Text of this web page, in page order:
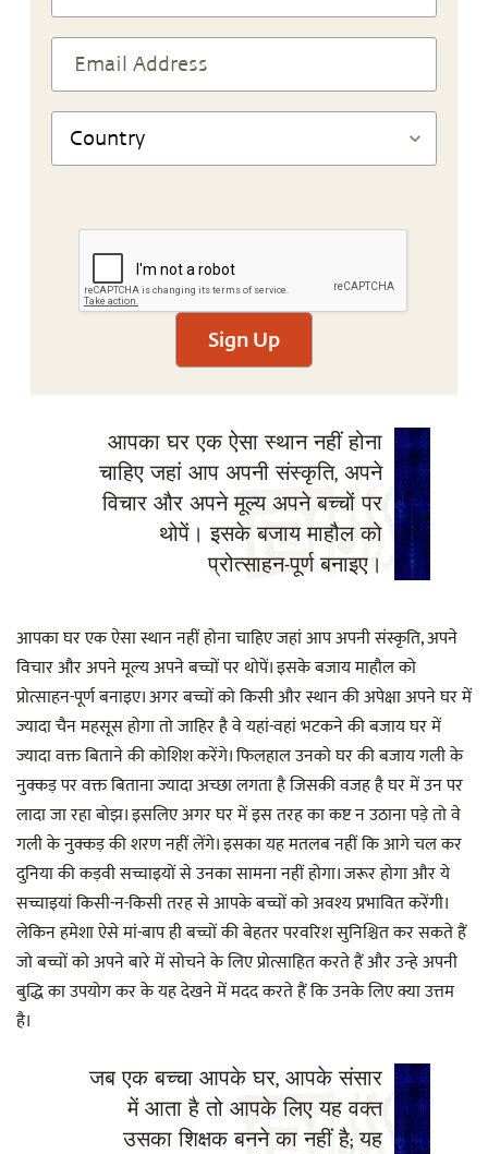
Sign Up
आपका घर एक ऐसा स्थान नहीं होना
चाहिए जहां आप अपनी संस्कृति, अपने
विचार और अपने मूल्य अपने बच्चों पर
थोपें। इसके बजाय माहौल को
प्रोत्साहन-पूर्ण बनाइए।
आपका घर एक ऐसा स्थान नहीं होना चाहिए जहां आप अपनी संस्कृति, अपने
विचार और अपने मूल्य अपने बच्चों पर थोपें। इसके बजाय माहौल को
प्रोत्साहन-पूर्ण बनाइए। अगर बच्चों को किसी और स्थान की अपेक्षा अपने घर में
ज्यादा चैन महसूस होगा तो जाहिर है वे यहां-वहां भटकने की बजाय घर में
ज्यादा वक्त बिताने की कोशिश करेंगे। फिलहाल उनको घर की बजाय गली के
नुक्कड़ पर वक्त बिताना ज्यादा अच्छा लगता है जिसकी वजह है घर में उन पर
लादा जा रहा बोझ। इसलिए अगर घर में इस तरह का कष्ट न उठाना पड़े तो वे
गली के नुक्कड़ की शरण नहीं लेंगे। इसका यह मतलब नहीं कि आगे चल कर
दुनिया की कड़वी सच्चाइयों से उनका सामना नहीं होगा। जरूर होगा और ये
सच्चाइयां किसी-न-किसी तरह से आपके बच्चों को अवश्य प्रभावित करेंगी।
लेकिन हमेशा ऐसे मां-बाप ही बच्चों की बेहतर परवरिश सुनिश्चित कर सकते हैं
जो बच्चों को अपने बारे में सोचने के लिए प्रोत्साहित करते हैं और उन्हे अपनी
बुद्धि का उपयोग कर के यह देखने में मदद करते हैं कि उनके लिए क्या उत्तम
है।
जब एक बच्चा आपके घर, आपके संसार
में आता है तो आपके लिए यह वक्त
उसका शिक्षक बनने का नहीं है; यह